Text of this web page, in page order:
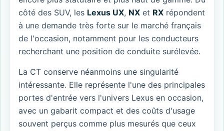
côté des SUV, les Lexus UX, NX et RX répondent
à une demande très forte sur le marché français
de l'occasion, notamment pour les conducteurs
recherchant une position de conduite surélevée.
La CT conserve néanmoins une singularité
intéressante. Elle représente l'une des principales
portes d'entrée vers l'univers Lexus en occasion,
avec un gabarit compact et des coûts d'usage
souvent perçus comme plus mesurés que ceux